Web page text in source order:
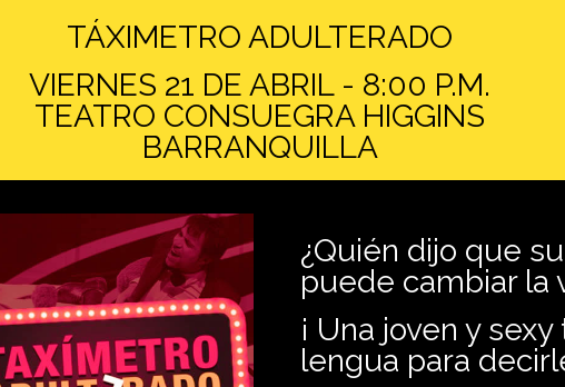
TÁXIMETRO ADULTERADO
VIERNES 21 DE ABRIL - 8:00 P.M.
TEATRO CONSUEGRA HIGGINS
BARRANQUILLA
¿Quién dijo que
puede cambiar la
¡ Una joven y
lengua para